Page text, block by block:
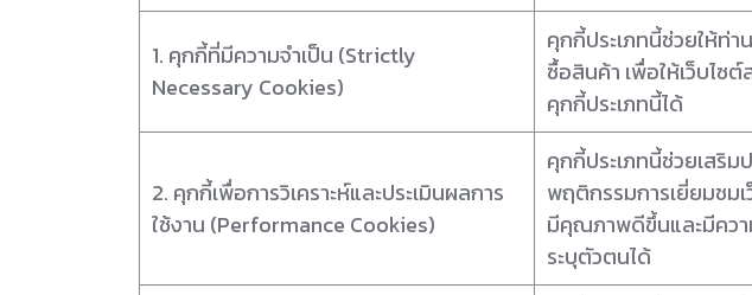
1. คุกกี้ที่มีความจำเป็น (Strictly
Necessary Cookies)
คุกกี้ประเภทนี้ช่วยให้ท่า
ซื้อสินค้า เพื่อให้เว็บไซ
คุกกี้ประเภทนี้ได้
2. คุกกี้เพื่อการวิเคราะห์และประเมินผลการ
ใช้งาน (Performance Cookies)
คุกกี้ประเภทนี้ช่วยเสริ
พฤติกรรมการเยี่ยมชม
มีคุณภาพดีขึ้นและมีควา
ระบุตัวตนได้